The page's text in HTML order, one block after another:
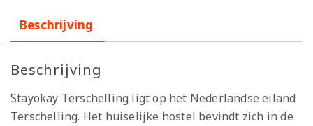
Beschrijving
Beschrijving
Stayokay Terschelling ligt op het Nederlandse eiland
Terschelling. Het huiselijke hostel bevindt zich in de